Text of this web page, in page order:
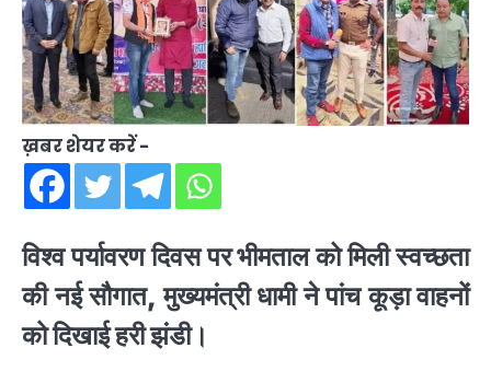
ख़बर शेयर करें -
विश्व पर्यावरण दिवस पर भीमताल को मिली स्वच्छता
की नई सौगात, मुख्यमंत्री धामी ने पांच कूड़ा वाहनों
को दिखाई हरी झंडी।